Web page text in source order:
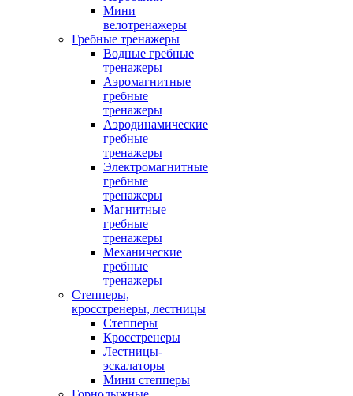
Мини
велотренажеры
Гребные тренажеры
Водные гребные
тренажеры
Аэромагнитные
гребные
тренажеры
Аэродинамические
гребные
тренажеры
Электромагнитные
гребные
тренажеры
Магнитные
гребные
тренажеры
Механические
гребные
тренажеры
Степперы,
кросстренеры, лестницы
Степперы
Кросстренеры
Лестницы-
эскалаторы
Мини степперы